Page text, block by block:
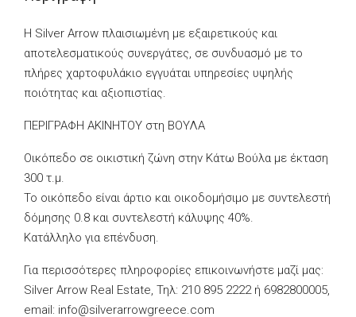
Η Silver Arrow πλαισιωμένη με εξαιρετικούς και
αποτελεσματικούς συνεργάτες, σε συνδυασμό με το
πλήρες χαρτοφυλάκιο εγγυάται υπηρεσίες υψηλής
ποιότητας και αξιοπιστίας.
ΠΕΡΙΓΡΑΦΗ ΑΚΙΝΗΤΟΥ στη ΒΟΥΛΑ
Οικόπεδο σε οικιστική ζώνη στην Κάτω Βούλα με έκταση
300 τ.μ.
Το οικόπεδο είναι άρτιο και οικοδομήσιμο με συντελεστή
δόμησης 0.8 και συντελεστή κάλυψης 40%.
Κατάλληλο για επένδυση.
Για περισσότερες πληροφορίες επικοινωνήστε μαζί μας:
Silver Arrow Real Estate, Τηλ: 210 895 2222 ή 6982800005,
email: info@silverarrowgreece.com